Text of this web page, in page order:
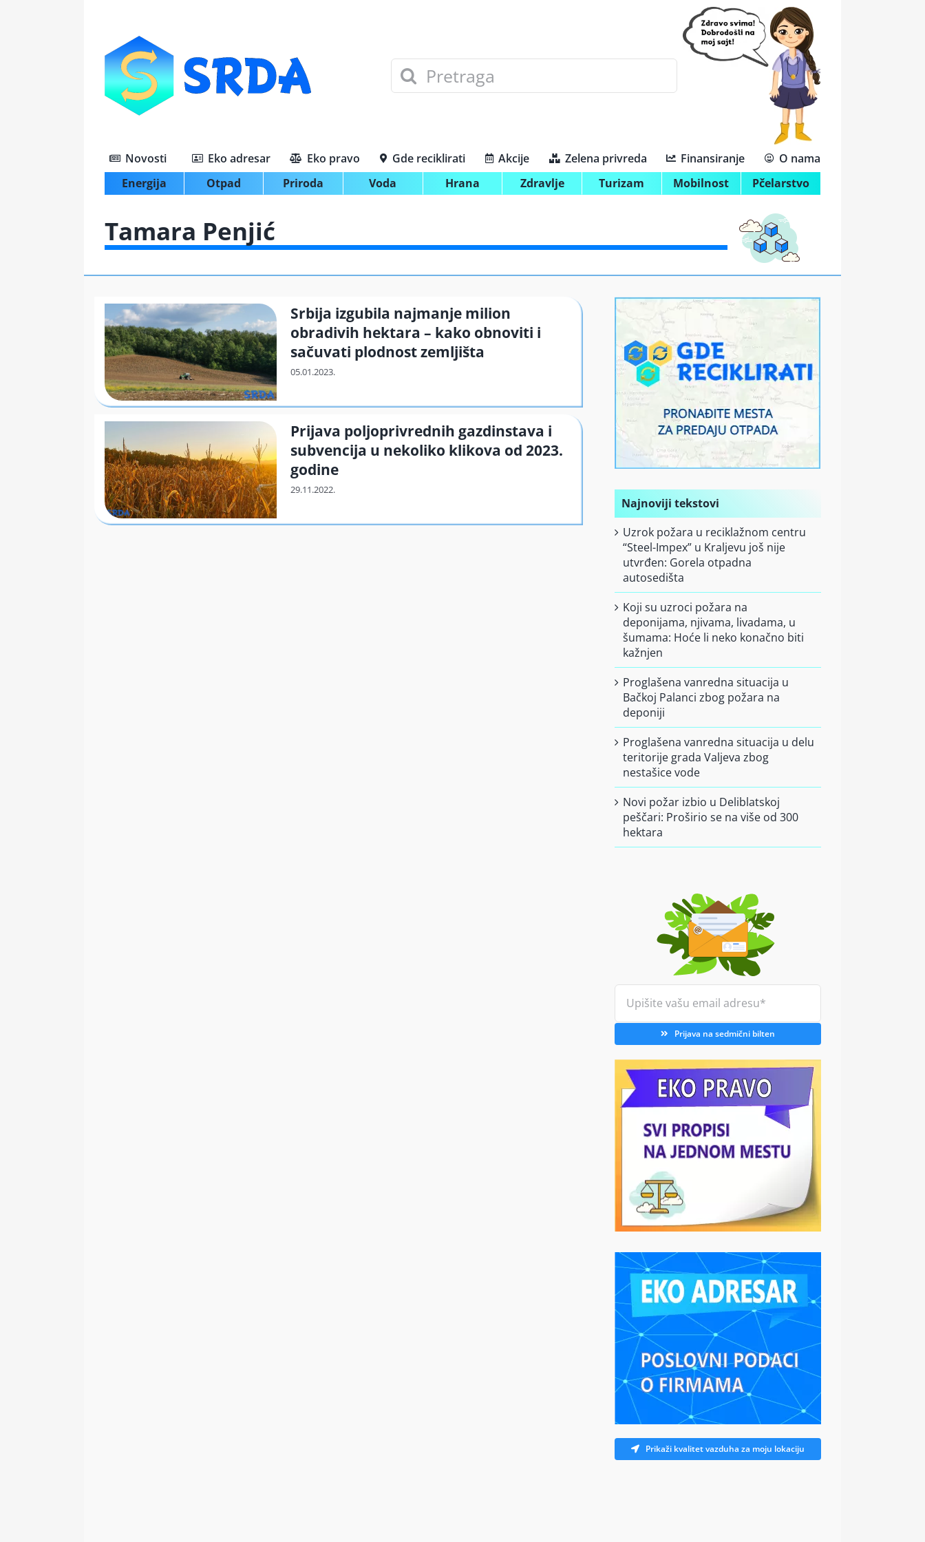
Search
for:
Novosti
Energija
Otpad Priroda Voda Hrana Zdravlje Turizam Mobilnost Pčelarstvo
Eko adresar Eko pravo Gde reciklirati Akcije Zelena privreda Finansiranje O nama
Tamara Penjić
Srbija izgubila najmanje milion
obradivih hektara – kako obnoviti i
sačuvati plodnost zemljišta
Prijava poljoprivrednih gazdinstava i
subvencija u nekoliko klikova od 2023.
godine
Najnoviji tekstovi
Uzrok požara u reciklažnom centru
“Steel-Impex” u Kraljevu još nije
utvrđen: Gorela otpadna
autosedišta
Koji su uzroci požara na
deponijama, njivama, livadama, u
šumama: Hoće li neko konačno biti
kažnjen
Proglašena vanredna situacija u
Bačkoj Palanci zbog požara na
deponiji
Proglašena vanredna situacija u delu
teritorije grada Valjeva zbog
nestašice vode
Novi požar izbio u Deliblatskoj
peščari: Proširio se na više od 300
hektara
Prijava na sedmični bilten
Prikaži kvalitet vazduha za moju lokaciju